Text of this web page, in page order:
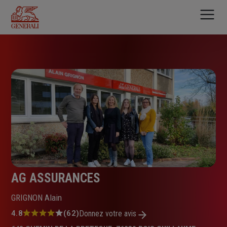
contenu
principal
AG ASSURANCES
GRIGNON Alain
Note
4.8 (62)Donnez votre avis